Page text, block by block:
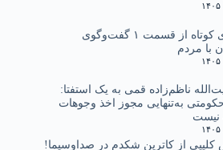
۶ نکته‌ی کوتاه از قسمت ۱ گفت‌وگوی
با مردم
ناظم‌زاده قمی به یک استفتا:
به‌تنهایی مجوز اخذ وجوهات
نیست
کلیپی از کاترین شکدم در صداوسیما!